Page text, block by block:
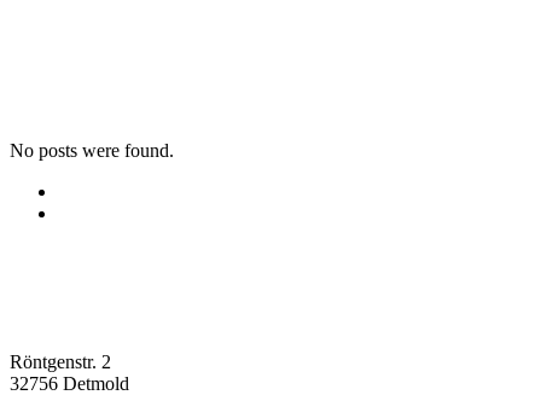
No posts were found.
Röntgenstr. 2
32756 Detmold